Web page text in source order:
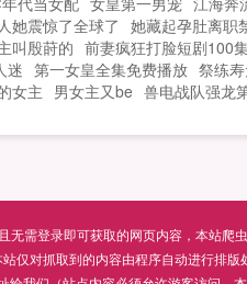
她震惊了全球了 她藏起孕肚离职
叫殷莳的 前妻疯狂打脸短剧100
迷 第一女皇全集免费播放 祭练
女主 男女主又be 兽电战队强龙
无需登录即可获取的网页内容，本站爬
站仅对抓取到的内容由程序自动进行排版